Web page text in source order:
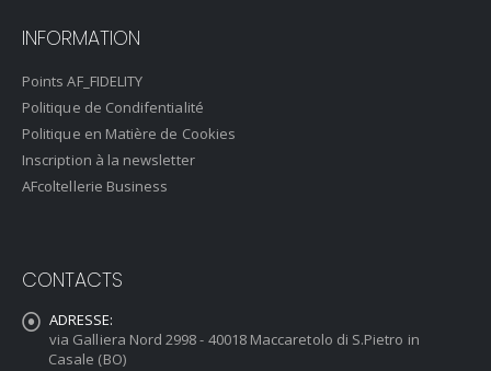
INFORMATION
Points AF_FIDELITY
Politique de Condifentialité
Politique en Matière de Cookies
Inscription à la newsletter
AFcoltellerie Business
CONTACTS
ADRESSE:
via Galliera Nord 2998 - 40018 Maccaretolo di S.Pietro in
Casale (BO)